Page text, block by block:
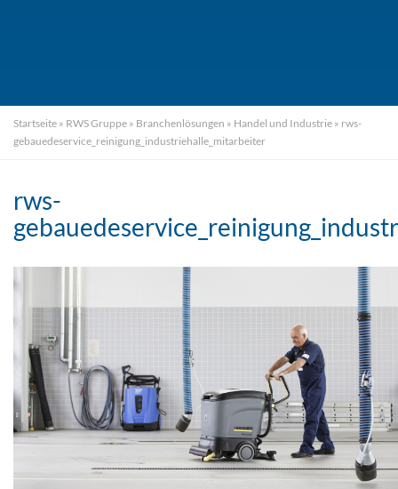
Startseite » RWS Gruppe » Branchenlösungen » Handel und Industrie » rws-
gebauedeservice_reinigung_industriehalle_mitarbeiter
rws-